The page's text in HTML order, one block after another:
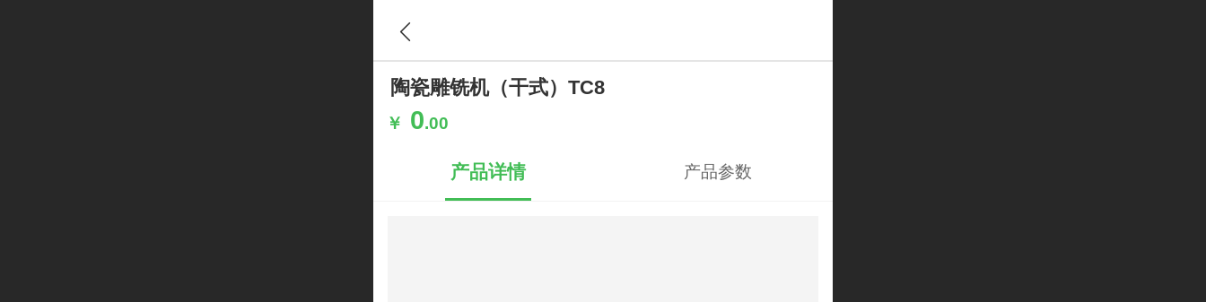
￥ 0.00
陶瓷雕铣机（干式）TC8
产品详情 产品参数